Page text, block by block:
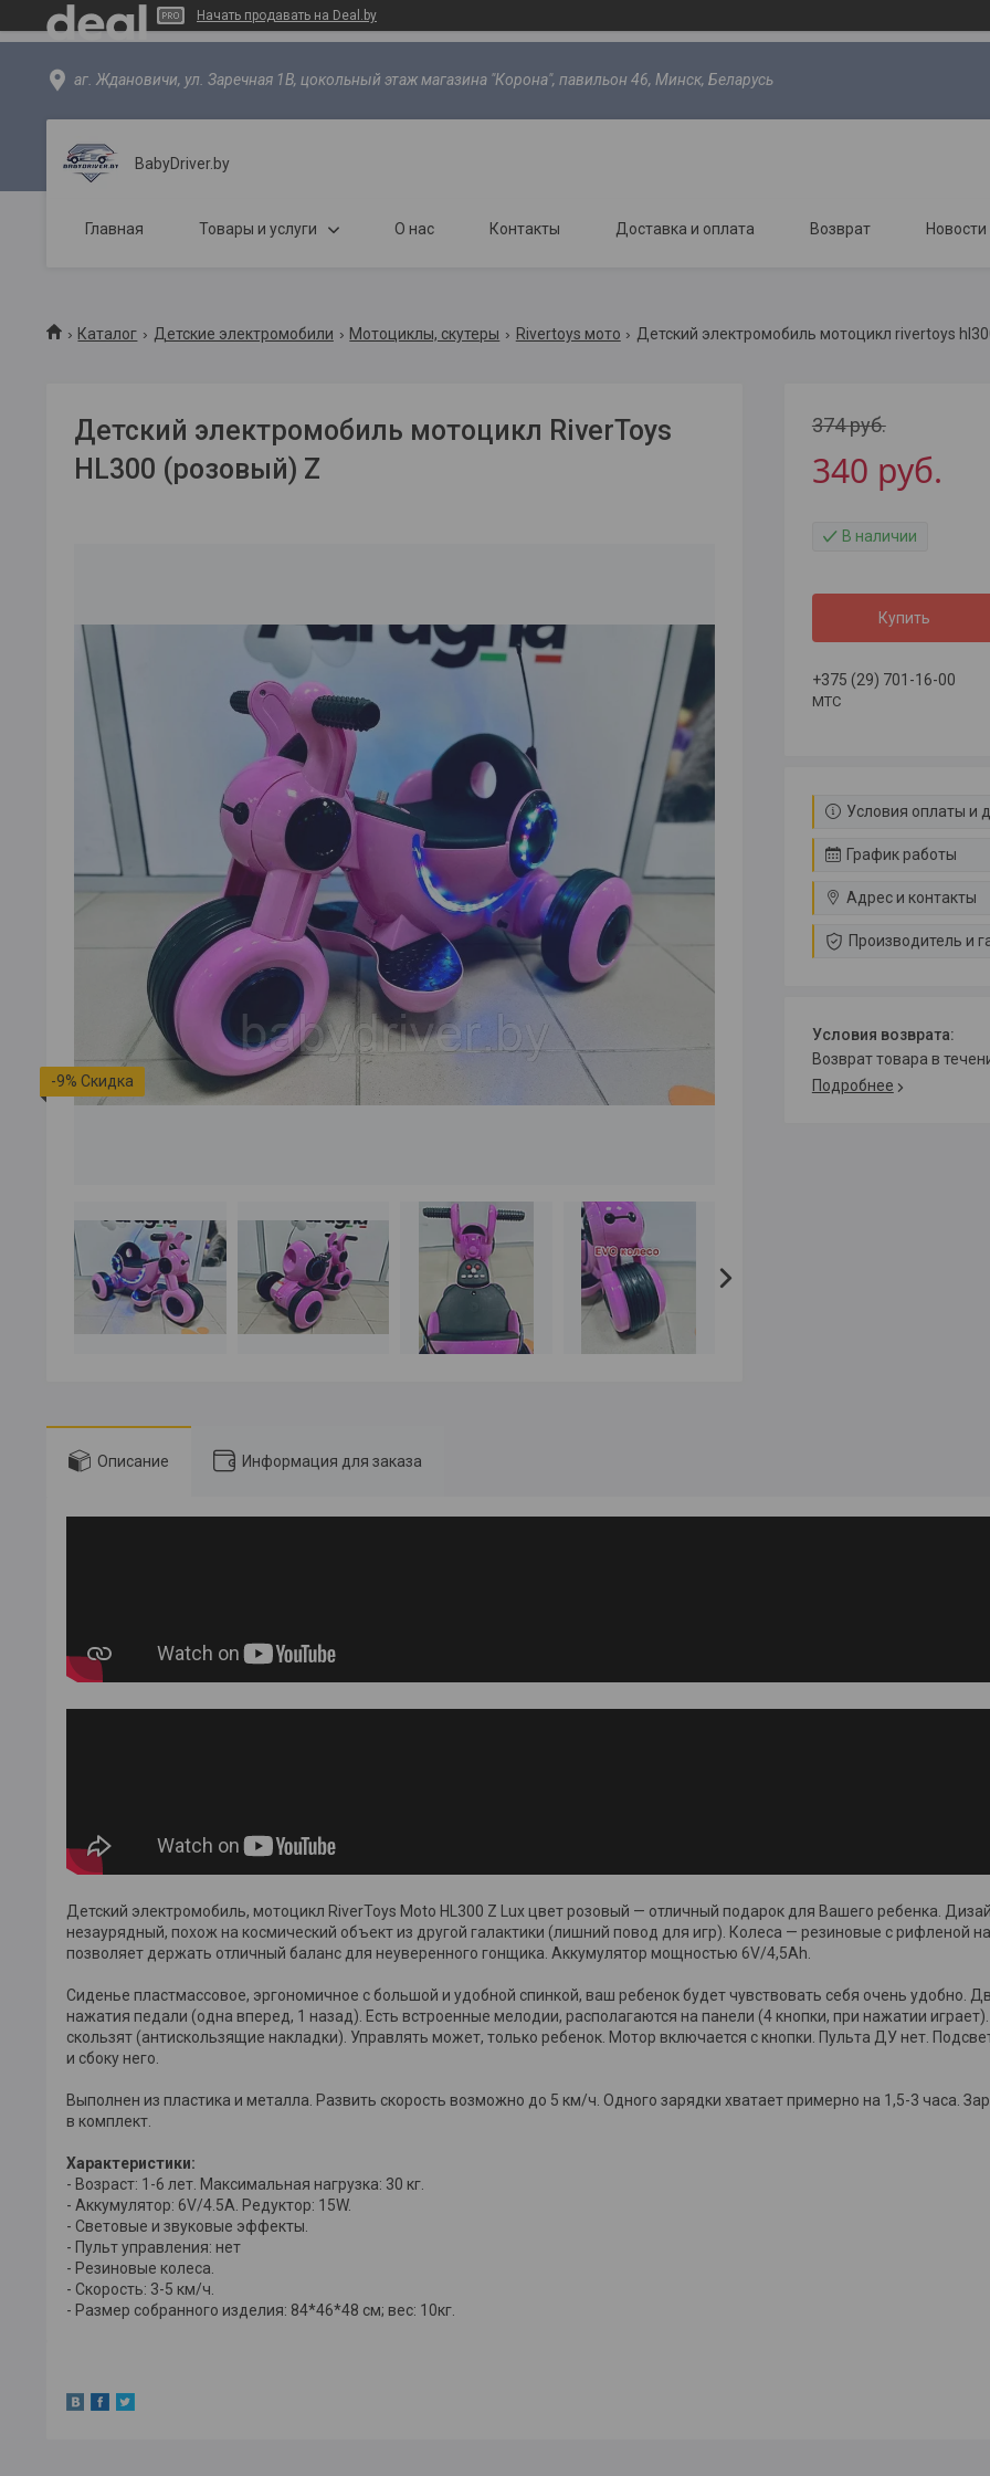
Начать продавать на Deal.by
аг. Ждановичи, ул. Заречная 1В, цокольный этаж магазина "Корона", павильон 46, Минск, Беларусь
BabyDriver.by
Главная Товары и услуги О нас Контакты Доставка и оплата Возврат Новости
Каталог Детские электромобили Мотоциклы, скутеры Rivertoys мото Детский электромобиль мотоцикл rivertoys
Детский электромобиль мотоцикл RiverToys
HL300 (розовый) Z
-9%
374руб.
340 руб.
В наличии
Купить
+375 (29) 701-16-00
МТС
Условия оплаты и
График работы
Адрес и контакты
Производитель и
возврат товара в
Подробнее
Описание Информация для заказа
Детский электромобиль, мотоцикл RiverToys Moto HL300 Z Lux цвет розовый — отличный подарок для Вашего ребенка.
незаурядный, похож на космический объект из другой галактики (лишний повод для игр). Колеса — резиновые с рифленой
позволяет держать отличный баланс для неуверенного гонщика. Аккумулятор мощностью 6V/4,5Ah.
Сиденье пластмассовое, эргономичное с большой и удобной спинкой, ваш ребенок будет чувствовать себя очень удобно.
нажатия педали (одна вперед, 1 назад). Есть встроенные мелодии, располагаются на панели (4 кнопки, при нажатии
скользят (антискользящие накладки). Управлять может, только ребенок. Мотор включается с кнопки. Пульта ДУ нет.
и сбоку него.
Выполнен из пластика и металла. Развить скорость возможно до 5 км/ч. Одного зарядки хватает примерно на 1,5-3 часа.
в комплект.
Характеристики:
- Возраст: 1-6 лет. Максимальная нагрузка: 30 кг.
- Аккумулятор: 6V/4.5А. Редуктор: 15W.
- Световые и звуковые эффекты.
- Пульт управления: нет
- Резиновые колеса.
- Скорость: 3-5 км/ч.
- Размер собранного изделия: 84*46*48 см; вес: 10кг.